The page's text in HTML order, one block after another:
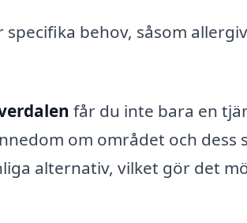
behov, såsom
får du inte bara en
om området och dess
alternativ, vilket gör det